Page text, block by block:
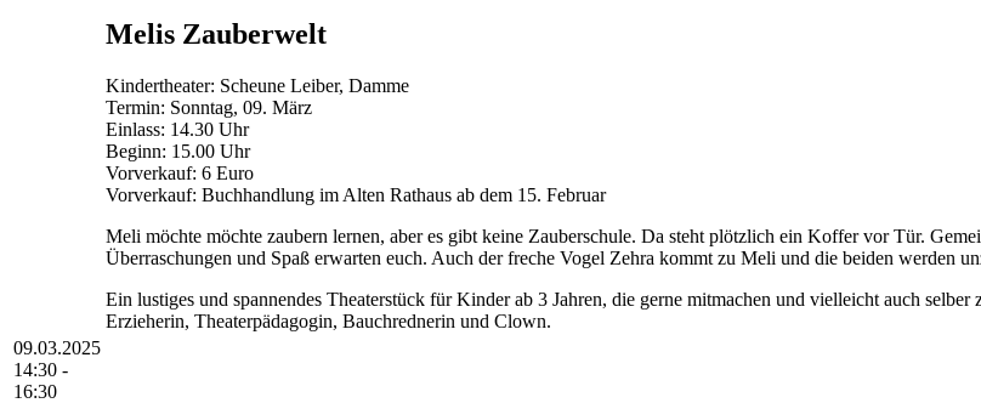
09.03.2025
14:30 -
16:30
Melis Zauberwelt
Kindertheater: Scheune Leiber, Damme
Termin: Sonntag, 09. März
Einlass: 14.30 Uhr
Beginn: 15.00 Uhr
Vorverkauf: 6 Euro
Vorverkauf: Buchhandlung im Alten Rathaus ab dem 15. Februar
Meli möchte möchte zaubern lernen, aber es gibt keine Zauberschule. Da steht plötzlich ein Koffer vor Tür.
Überraschungen und Spaß erwarten euch. Auch der freche Vogel Zehra kommt zu Meli und die beiden werden
Ein lustiges und spannendes Theaterstück für Kinder ab 3 Jahren, die gerne mitmachen und vielleicht auch
Erzieherin, Theaterpädagogin, Bauchrednerin und Clown.